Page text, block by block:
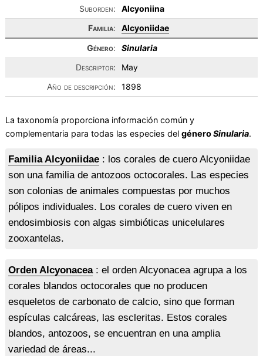
Suborden:
Alcyoniina
Familia:
Alcyoniidae
Género:
Sinularia
Descriptor:
May
Año de descripción:
1898
La taxonomía proporciona información común y
complementaria para todas las especies del géneroSinularia.
Familia Alcyoniidae: los corales de cuero Alcyoniidae
son una familia de antozoos octocorales. Las especies
son colonias de animales compuestas por muchos
pólipos individuales. Los corales de cuero viven en
endosimbiosis con algas simbióticas unicelulares
zooxantelas.
Orden Alcyonacea: el orden Alcyonacea agrupa a los
corales blandos octocorales que no producen
esqueletos de carbonato de calcio, sino que forman
espículas calcáreas, las escleritas. Estos corales
blandos, antozoos, se encuentran en una amplia
variedad de áreas...